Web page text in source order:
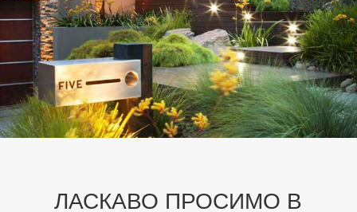
ЛАСКАВО ПРОСИМО В